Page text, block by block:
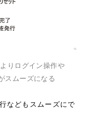
りログイン操作や
スムーズになる
などもスムーズにで